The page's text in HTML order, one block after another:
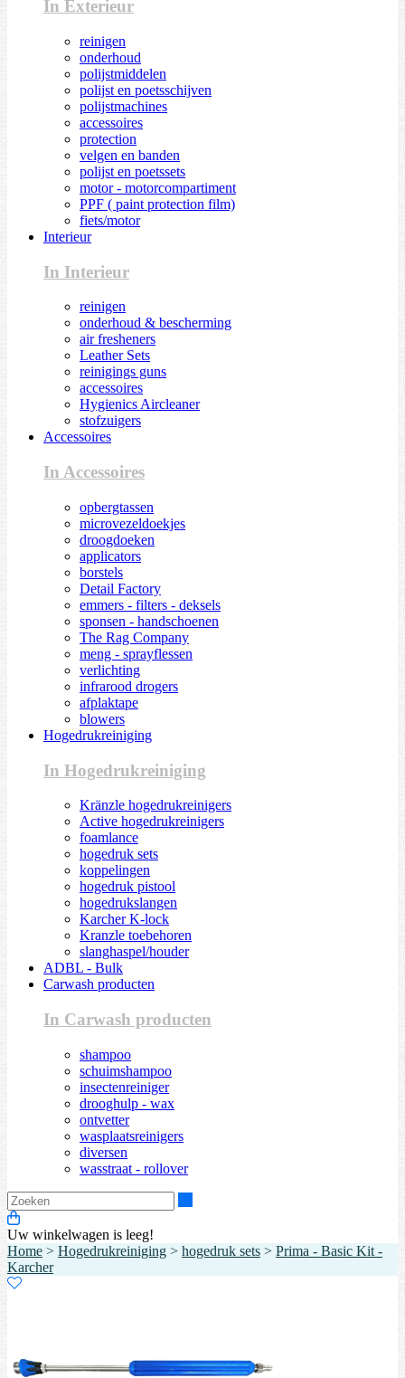
In Exterieur
reinigen
onderhoud
polijstmiddelen
polijst en poetsschijven
polijstmachines
accessoires
protection
velgen en banden
polijst en poetssets
motor - motorcompartiment
PPF ( paint protection film)
fiets/motor
Interieur
In Interieur
reinigen
onderhoud & bescherming
air fresheners
Leather Sets
reinigings guns
accessoires
Hygienics Aircleaner
stofzuigers
Accessoires
In Accessoires
opbergtassen
microvezeldoekjes
droogdoeken
applicators
borstels
Detail Factory
emmers - filters - deksels
sponsen - handschoenen
The Rag Company
meng - sprayflessen
verlichting
infrarood drogers
afplaktape
blowers
Hogedrukreiniging
In Hogedrukreiniging
Kränzle hogedrukreinigers
Active hogedrukreinigers
foamlance
hogedruk sets
koppelingen
hogedruk pistool
hogedrukslangen
Karcher K-lock
Kranzle toebehoren
slanghaspel/houder
ADBL - Bulk
Carwash producten
In Carwash producten
shampoo
schuimshampoo
insectenreiniger
drooghulp - wax
ontvetter
wasplaatsreinigers
diversen
wasstraat - rollover
Uw winkelwagen is leeg!
Home > Hogedrukreiniging > hogedruk sets > Prima - Basic Kit -
Karcher